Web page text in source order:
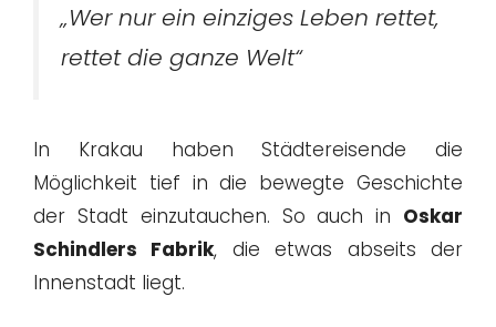
„Wer nur ein einziges Leben rettet,
rettet die ganze Welt“
In Krakau haben Städtereisende die
Möglichkeit tief in die bewegte Geschichte
der Stadt einzutauchen. So auch in Oskar
Schindlers Fabrik, die etwas abseits der
Innenstadt liegt.